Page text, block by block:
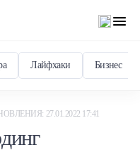
Лайфхаки Бизнес
27.01.2022 17:41